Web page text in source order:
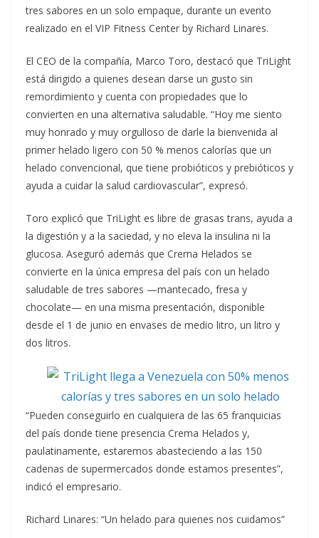
tres sabores en un solo empaque, durante un evento
realizado en el VIP Fitness Center by Richard Linares.
El CEO de la compañía, Marco Toro, destacó que TriLight
está dirigido a quienes desean darse un gusto sin
remordimiento y cuenta con propiedades que lo
convierten en una alternativa saludable. “Hoy me siento
muy honrado y muy orgulloso de darle la bienvenida al
primer helado ligero con 50 % menos calorías que un
helado convencional, que tiene probióticos y prebióticos y
ayuda a cuidar la salud cardiovascular”, expresó.
Toro explicó que TriLight es libre de grasas trans, ayuda a
la digestión y a la saciedad, y no eleva la insulina ni la
glucosa. Aseguró además que Crema Helados se
convierte en la única empresa del país con un helado
saludable de tres sabores —mantecado, fresa y
chocolate— en una misma presentación, disponible
desde el 1 de junio en envases de medio litro, un litro y
dos litros.
“Pueden conseguirlo en cualquiera de las 65 franquicias
del país donde tiene presencia Crema Helados y,
paulatinamente, estaremos abasteciendo a las 150
cadenas de supermercados donde estamos presentes”,
indicó el empresario.
Richard Linares: “Un helado para quienes nos cuidamos”